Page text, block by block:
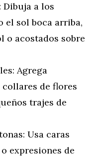
Dibuja a los
el sol boca arriba,
o acostados sobre
Agrega
collares de flores
trajes de
Usa caras
expresiones de